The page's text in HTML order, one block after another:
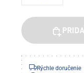
Rýchle doručenie